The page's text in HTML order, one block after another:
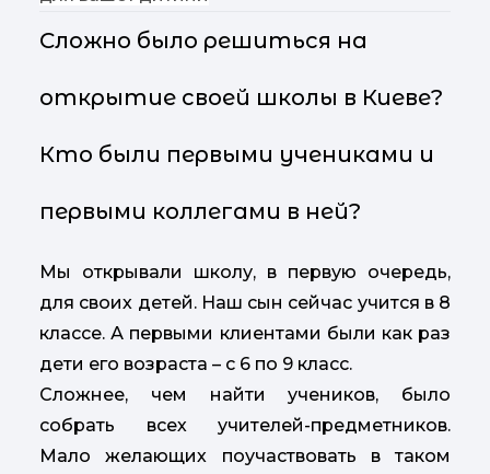
Сложно было решиться на
открытие своей школы в Киеве?
Кто были первыми учениками и
первыми коллегами в ней?
Мы открывали школу, в первую очередь,
для своих детей. Наш сын сейчас учится в 8
классе. А первыми клиентами были как раз
дети его возраста – с 6 по 9 класс.
Сложнее, чем найти учеников, было
собрать всех учителей-предметников.
Мало желающих поучаствовать в таком